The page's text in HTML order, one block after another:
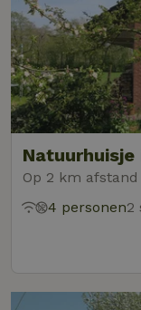
Natuurhuisje
Op 2 km
4 personen2